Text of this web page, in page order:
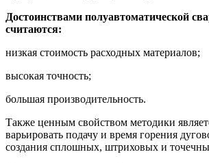
Достоинствами полуавтоматической
считаются:
низкая стоимость расходных материалов;
высокая точность;
большая производительность.
Также ценным свойством методики
варьировать подачу и время горения
создания сплошных, штриховых и